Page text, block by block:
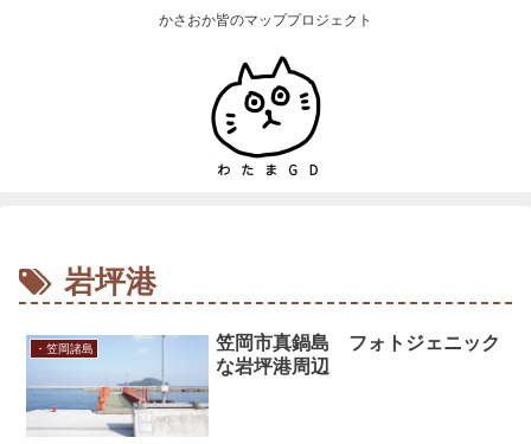
かさおか皆のマッププロジェクト
岩坪港
・笠岡諸島
笠岡市真鍋島 フォトジェニック
な岩坪港周辺